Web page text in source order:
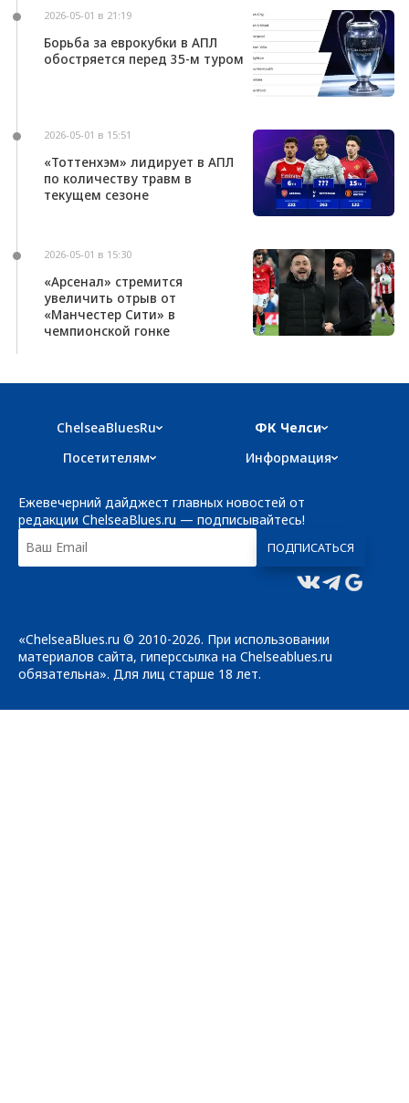
2026-05-01 в 21:19
Борьба за еврокубки в АПЛ
обостряется перед 35-м туром
2026-05-01 в 15:51
«Тоттенхэм» лидирует в АПЛ
по количеству травм в
текущем сезоне
2026-05-01 в 15:30
«Арсенал» стремится
увеличить отрыв от
«Манчестер Сити» в
чемпионской гонке
ChelseaBluesRu
ФК Челси
Посетителям
Информация
Ежевечерний дайджест главных новостей от
редакции ChelseaBlues.ru — подписывайтесь!
«ChelseaBlues.ru © 2010-2026. При использовании
материалов сайта, гиперссылка на Chelseablues.ru
обязательна». Для лиц старше 18 лет.